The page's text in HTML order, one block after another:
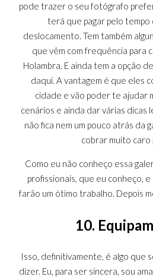
pode trazer o seu fotógrafo
terá que pagar pelo tempo
deslocamento. Tem também
que vêm com frequência para
Holambra. E ainda tem a opção
daqui. A vantagem é que eles
cidade e vão poder te ajudar
cenários e ainda dar várias dicas
não fica nem um pouco atrás da
cobrar muito caro
Como eu não conheço essa
profissionais, que eu conheço,
farão um ótimo trabalho. Depois
10.
Isso, definitivamente, é algo que
dizer. Eu, para ser sincera, sou